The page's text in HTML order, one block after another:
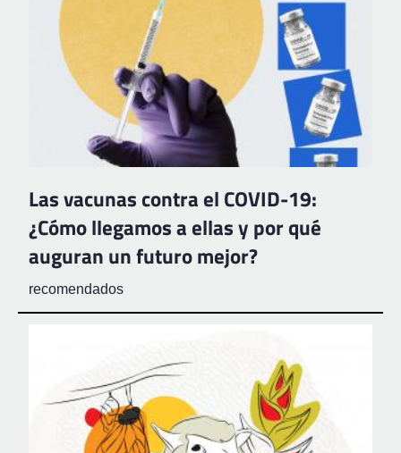
Las vacunas contra el COVID-19:
¿Cómo llegamos a ellas y por qué
auguran un futuro mejor?
recomendados